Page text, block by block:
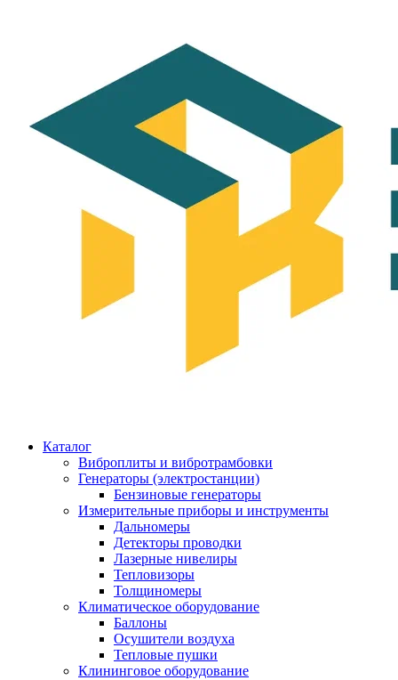
Каталог
Виброплиты и вибротрамбовки
Генераторы (электростанции)
Бензиновые генераторы
Измерительные приборы и инструменты
Дальномеры
Детекторы проводки
Лазерные нивелиры
Тепловизоры
Толщиномеры
Климатическое оборудование
Баллоны
Осушители воздуха
Тепловые пушки
Клининговое оборудование